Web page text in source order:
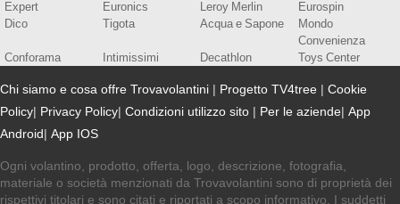
Expert
Euronics Leroy Merlin
Eurospin
Dico
Tigota Acqua e Sapone
Mondo
Convenienza
Conforama
Intimissimi Decathlon Toys Center
Chi siamo e cosa offre Trovavolantini Progetto TV4tree
Cookie
Policy
Privacy Policy Condizioni utilizzo sito Per le aziende App
Android
App IOS
Ogni volantino, prodotto, offerta, logo, descrizione, fotografia,
materiale o società menzionati da Trovavolantini sono di proprietà dei
rispettivi titolari e sono citati e riportati a scopo informativo. I suddetti